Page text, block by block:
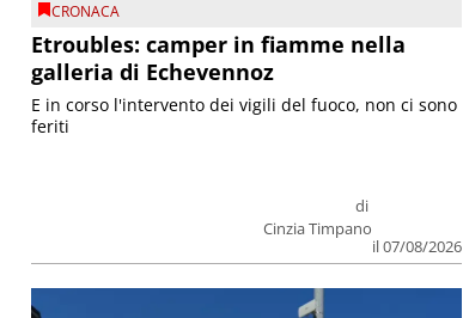
CRONACA
Etroubles: camper in fiamme nella
galleria di Echevennoz
di
Cinzia Timpano
il 07/08/2026
E in corso l'intervento dei vigili del fuoco, non ci sono
feriti